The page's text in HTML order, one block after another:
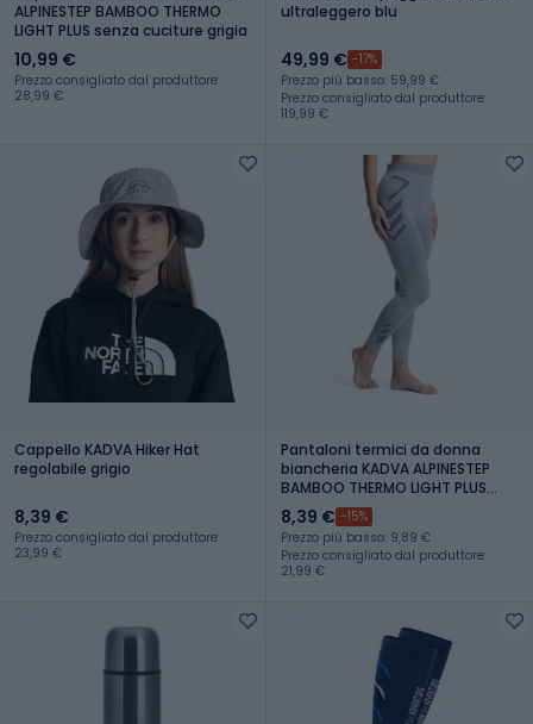
ALPINESTEP BAMBOO THERMO
LIGHT PLUS senza cuciture grigia
10,99 €
Prezzo consigliato dal produttore:
28,99 €
ultraleggero blu
49,99 € -17%
Prezzo più basso: 59,99 €
Prezzo consigliato dal produttore:
119,99 €
Cappello KADVA Hiker Hat
regolabile grigio
8,39 €
Prezzo consigliato dal produttore:
23,99 €
Pantaloni termici da donna
biancheria KADVA ALPINESTEP
BAMBOO THERMO LIGHT PLUS
senza cuciture grigio
8,39 € -15%
Prezzo più basso: 9,89 €
Prezzo consigliato dal produttore:
21,99 €